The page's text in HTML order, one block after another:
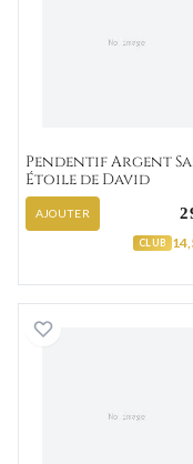
Pendentif Argent
Étoile de David
AJOUTER
CLUB